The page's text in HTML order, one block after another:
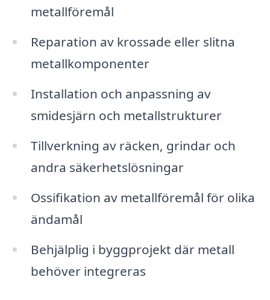
metallföremål
Reparation av krossade eller slitna
metallkomponenter
Installation och anpassning av
smidesjärn och metallstrukturer
Tillverkning av räcken, grindar och
andra säkerhetslösningar
Ossifikation av metallföremål för olika
ändamål
Behjälplig i byggprojekt där metall
behöver integreras